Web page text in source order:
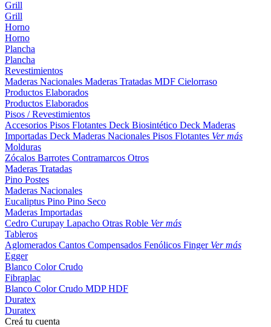
Grill
Grill
Horno
Horno
Plancha
Plancha
Revestimientos
Maderas Nacionales Maderas Tratadas MDF Cielorraso
Productos Elaborados
Productos Elaborados
Pisos / Revestimientos
Accesorios Pisos Flotantes Deck Biosintético Deck Maderas
Importadas Deck Maderas Nacionales Pisos Flotantes Ver más
Molduras
Zócalos Barrotes Contramarcos Otros
Maderas Tratadas
Pino Postes
Maderas Nacionales
Eucaliptus Pino Pino Seco
Maderas Importadas
Cedro Curupay Lapacho Otras Roble Ver más
Tableros
Aglomerados Cantos Compensados Fenólicos Finger Ver más
Egger
Blanco ColorCrudo
Fibraplac
Blanco ColorCrudo MDPHDF
Duratex
Duratex
Creá tu cuenta